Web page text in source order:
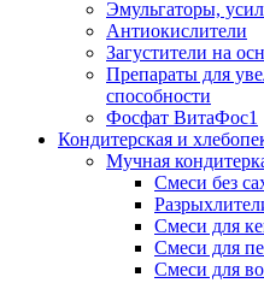
Эмульгаторы,
Антиокислители
Загустители на
Препараты для
способности
Фосфат ВитаФос1
Кондитерская и
Мучная
Смеси без
Смеси для
Смеси для
Смеси для